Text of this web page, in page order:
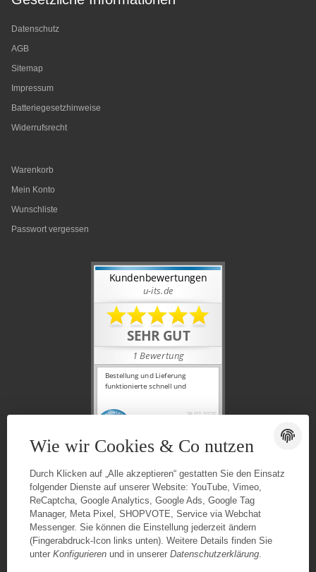
Datenschutz
AGB
Sitemap
Impressum
Batteriegesetzhinweise
Widerrufsrecht
Warenkorb
Mein Konto
Wunschliste
Passwort vergessen
Wie wir Cookies & Co nutzen
Durch Klicken auf „Alle akzeptieren“ gestatten Sie den Einsatz
folgender Dienste auf unserer Website: YouTube, Vimeo,
ReCaptcha, Google Analytics, Google Ads, Google Tag
Manager, Meta Pixel, SHOPVOTE, Service via Webchat
Messenger. Sie können die Einstellung jederzeit ändern
(Fingerabdruck-Icon links unten). Weitere Details finden Sie
unter Konfigurieren und in unserer Datenschutzerklärung.